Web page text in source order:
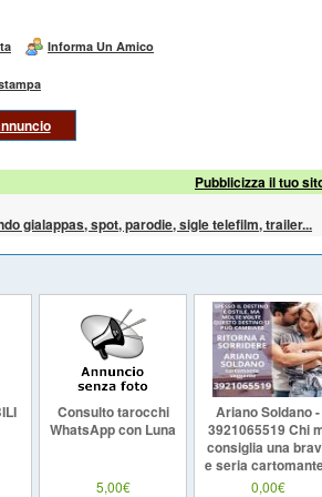
Informa Un Amico
Pubblicizza il tuo
gialappas, spot, parodie, sigle telefilm, trailer...
Consulto tarocchi
WhatsApp con Luna
5,00€
Ariano Soldano -
3921065519 Chi
consiglia una
e seria
Cartomanzia Roma
0,00€